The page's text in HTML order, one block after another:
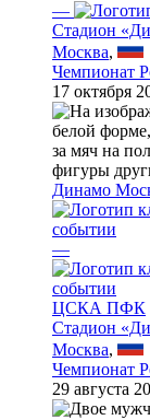
—
Стадион
Москва,
Чемпионат
17 октября
Динамо
—
ЦСКА ПФК
Стадион
Москва,
Чемпионат
29 августа